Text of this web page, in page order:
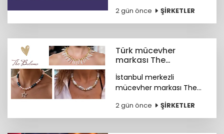
kayIQ.ai platformu, 500
bin dolarlık yatırımla
2 gün önce ŞİRKETLER
Türk mücevher
markası The
başarı
İstanbul merkezli
mücevher markası The
koleksiyonuyla uluslararası
bağımsız tasarım
2 gün önce ŞİRKETLER